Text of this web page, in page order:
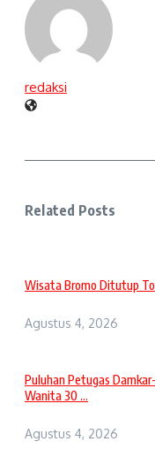
redaksi
Related Posts
Wisata Bromo Ditutup
Agustus 4, 2026
Puluhan Petugas
Wanita 30 ...
Agustus 4, 2026